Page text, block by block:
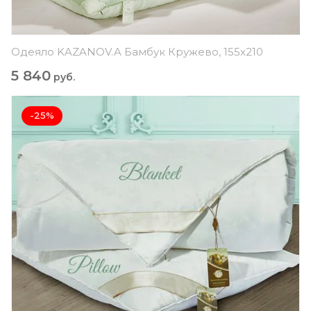
Одеяло KAZANOV.A Бамбук Кружево, 155х210
5 840 руб.
-25%